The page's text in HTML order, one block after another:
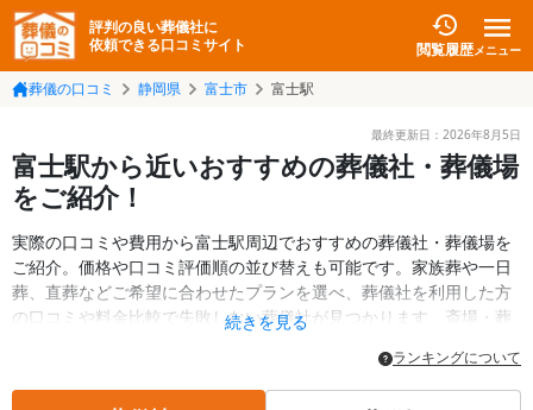
評判の良い葬儀社に
依頼できる口コミサイト
閲覧履歴メニュー
葬儀の口コミ 静岡県 富士市 富士駅
最終更新日： 2026年8月5日
富士駅から近いおすすめの葬儀社・葬儀場
をご紹介！
実際の口コミや費用から富士駅周辺でおすすめの葬儀社・葬儀場を
ご紹介。価格や口コミ評価順の並び替えも可能です。家族葬や一日
葬、直葬などご希望に合わせたプランを選べ、葬儀社を利用した方
の口コミや料金比較で失敗しない葬儀社が見つかります。斎場・葬
も掲載しています。24時間の相談受付で深夜・早朝でも対応可能で
す。
続きを見る
ランキングについて